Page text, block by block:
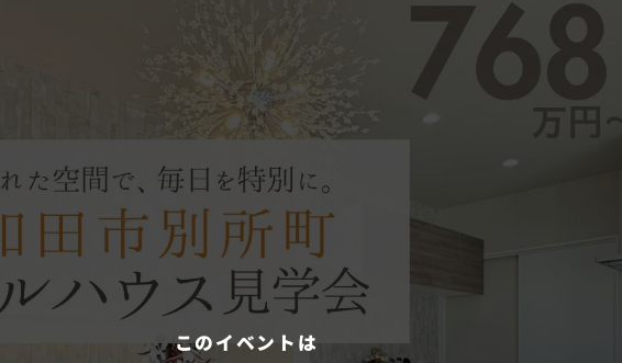
このイベントは